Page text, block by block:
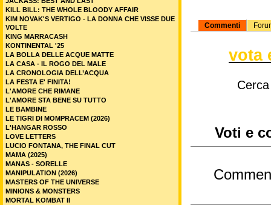
Commenti
vota
Voti e
KILL BILL: THE WHOLE BLOODY AFFAIR
KIM NOVAK'S VERTIGO - LA DONNA CHE VISSE DUE
VOLTE
KING MARRACASH
KONTINENTAL '25
LA BOLLA DELLE ACQUE MATTE
LA CASA - IL ROGO DEL MALE
LA CRONOLOGIA DELL’ACQUA
LA FESTA E' FINITA!
L'AMORE CHE RIMANE
L'AMORE STA BENE SU TUTTO
LE BAMBINE
LE TIGRI DI MOMPRACEM (2026)
L'HANGAR ROSSO
LOVE LETTERS
LUCIO FONTANA, THE FINAL CUT
MAMA (2025)
MANAS - SORELLE
MANIPULATION (2026)
MASTERS OF THE UNIVERSE
MINIONS & MONSTERS
MORTAL KOMBAT II